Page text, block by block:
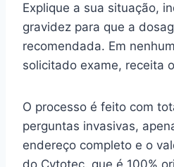
Explique a sua situação,
gravidez para que a
recomendada. Em
solicitado exame, receita
O processo é feito com
perguntas invasivas,
endereço completo e o